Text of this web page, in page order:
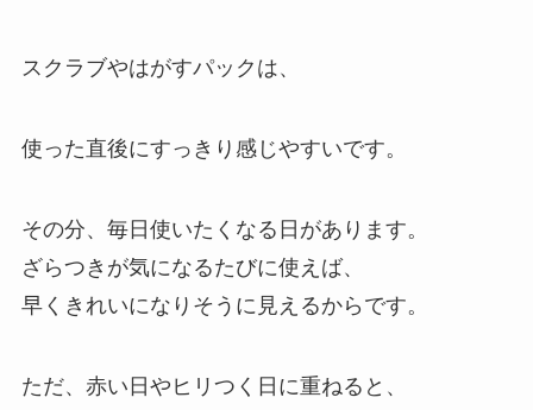
スクラブやはがすパックは、
使った直後にすっきり感じやすいです。
その分、毎日使いたくなる日があります。
ざらつきが気になるたびに使えば、
早くきれいになりそうに見えるからです。
ただ、赤い日やヒリつく日に重ねると、